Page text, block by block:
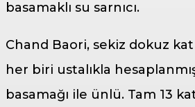
basamaklı su sarnıcı.
Chand Baori, sekiz dokuz
her biri ustalıkla
basamağı ile ünlü. Tam 13